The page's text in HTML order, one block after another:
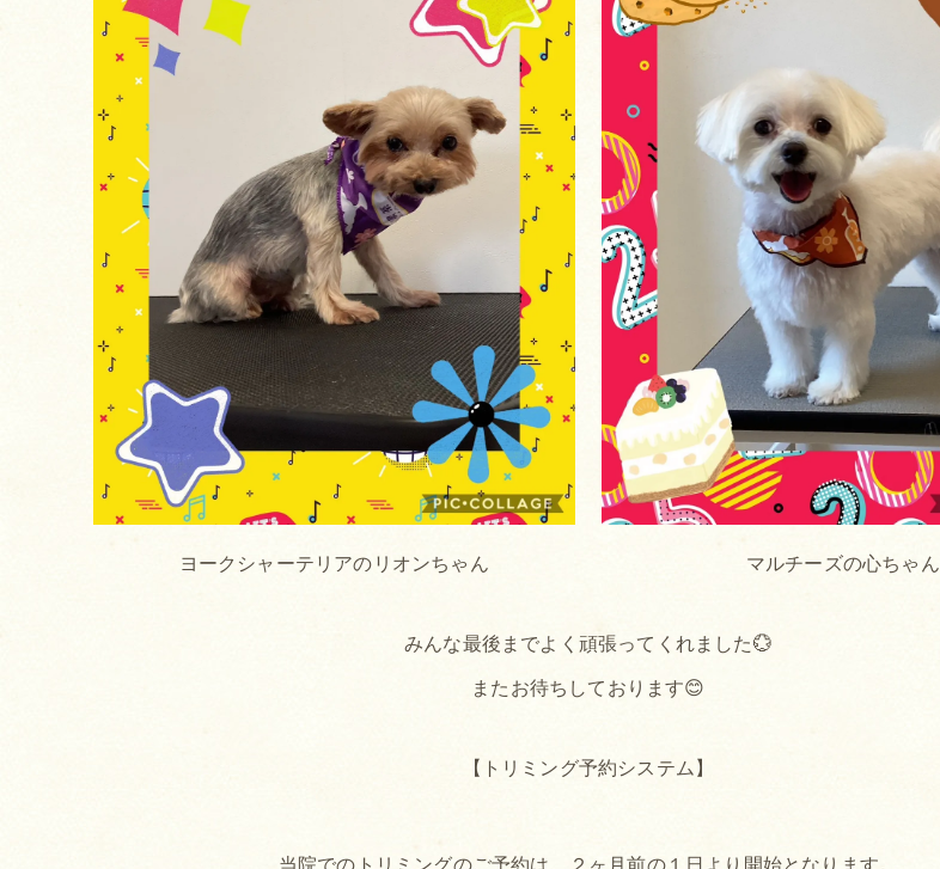
ヨークシャーテリアのリオンちゃん マルチーズの心ちゃん
みんな最後までよく頑張ってくれました💮
またお待ちしております😊
【トリミング予約システム】